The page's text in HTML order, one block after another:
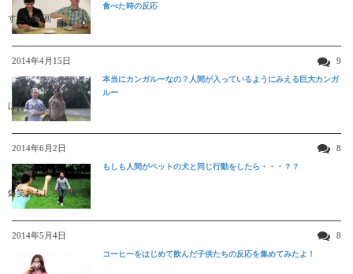
すごい動画
食べた時の反応
2014年4月15日 9
ほんわか映像
本当にカンガルーなの？人間が入っているようにみえる巨大カンガ
ルー
2014年6月2日 8
爆笑おもしろ映像
もしも人間がペットの犬と同じ行動をしたら・・・？？
2014年5月4日 8
コーヒーをはじめて飲んだ子供たちの反応を集めてみたよ！